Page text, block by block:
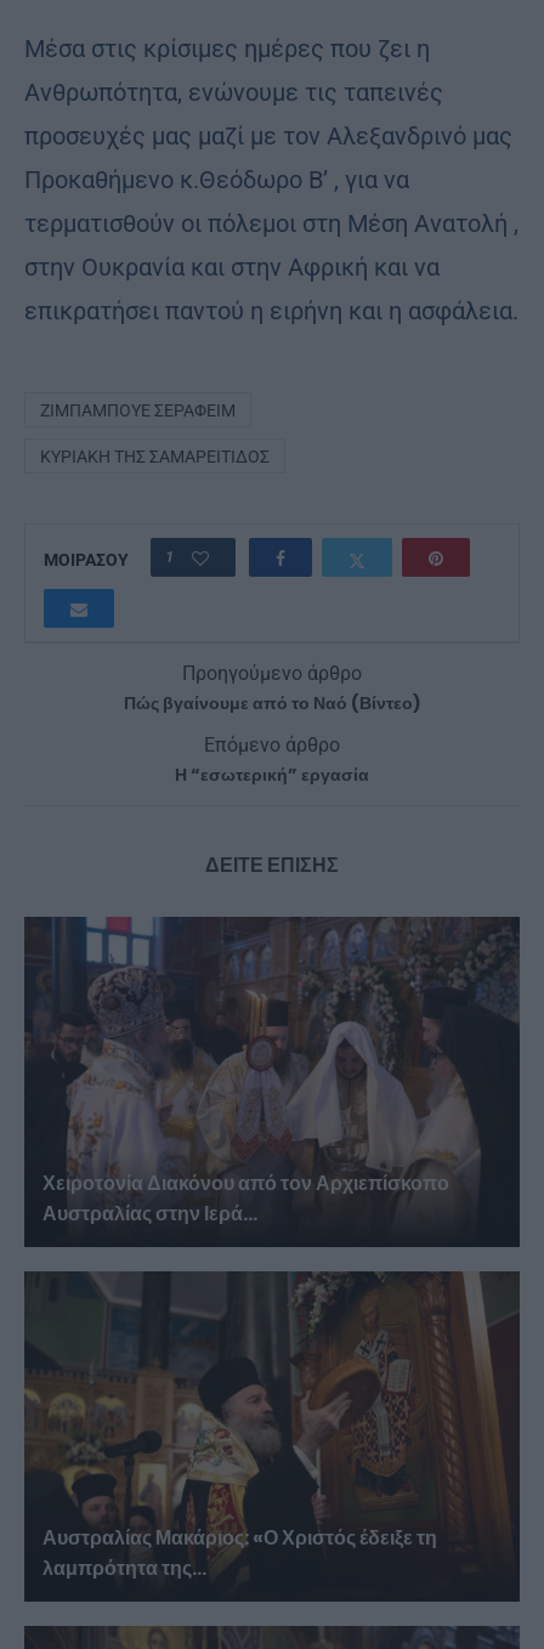
Μέσα στις κρίσιμες ημέρες που ζει η
Ανθρωπότητα, ενώνουμε τις ταπεινές
προσευχές μας μαζί με τον Αλεξανδρινό μας
Προκαθήμενο κ.Θεόδωρο Β’ , για να
τερματισθούν οι πόλεμοι στη Μέση Ανατολή ,
στην Ουκρανία και στην Αφρική και να
επικρατήσει παντού η ειρήνη και η ασφάλεια.
ΖΙΜΠΆΜΠΟΥΕ ΣΕΡΑΦΕΊΜ
ΚΥΡΙΑΚΉ ΤΗΣ ΣΑΜΑΡΕΊΤΙΔΟΣ
ΜΟΙΡΑΣΟΥ 1
Προηγούμενο άρθρο
Πώς βγαίνουμε από το Ναό (Βίντεο)
Επόμενο άρθρο
Η “εσωτερική” εργασία
ΔΕΙΤΕ ΕΠΙΣΗΣ
Χειροτονία Διακόνου από τον Αρχιεπίσκοπο
Αυστραλίας στην Ιερά...
Αυστραλίας Μακάριος: «Ο Χριστός έδειξε τη
λαμπρότητα της...